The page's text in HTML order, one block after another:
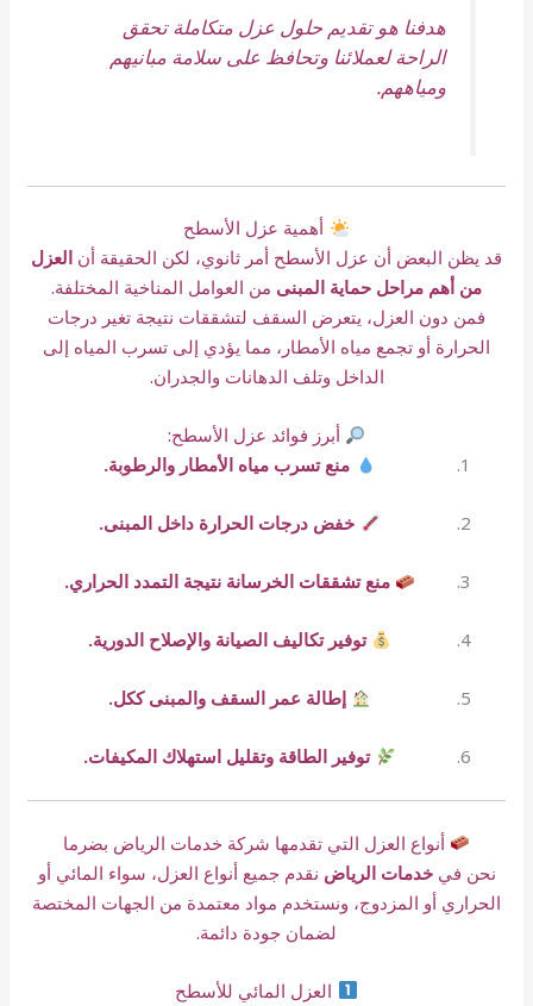
هدفنا هو تقديم حلول عزل متكاملة تحقق
الراحة لعملائنا وتحافظ على سلامة مبانيهم
ومياههم.
أهمية عزل الأسطح
قد يظن البعض أن عزل الأسطح أمر ثانوي، لكن الحقيقة أن العزل
من أهم مراحل حماية المبنى من العوامل المناخية المختلفة.
فمن دون العزل، يتعرض السقف لتشققات نتيجة تغير درجات
الحرارة أو تجمع مياه الأمطار، مما يؤدي إلى تسرب المياه إلى
الداخل وتلف الدهانات والجدران.
أبرز فوائد عزل الأسطح:
منع تسرب مياه الأمطار والرطوبة.
خفض درجات الحرارة داخل المبنى.
منع تشققات الخرسانة نتيجة التمدد الحراري.
توفير تكاليف الصيانة والإصلاح الدورية.
إطالة عمر السقف والمبنى ككل.
توفير الطاقة وتقليل استهلاك المكيفات.
أنواع العزل التي تقدمها شركة خدمات الرياض بضرما
نحن فيخدمات الرياض نقدم جميع أنواع العزل، سواء المائي أو
الحراري أو المزدوج، ونستخدم مواد معتمدة من الجهات المختصة
لضمان جودة دائمة.
العزل المائي للأسطح